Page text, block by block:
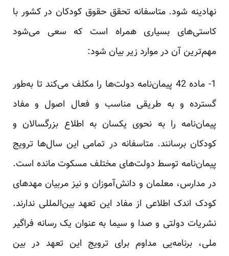
نهادینه شود. متاسفانه تحقق حقوق کودکان در کشور با
کاستی‌های بسیاری همراه است که سعی می‌شود
مهم‌ترین آن در موارد زیر بیان شود:
1- ماده 42 پیمان‌نامه دولت‌ها را مکلف می‌کند تا به‌طور
گسترده و به طریقی مناسب و فعال اصول و مفاد
پیمان‌نامه را به نحوی یکسان به اطلاع بزرگسالان و
کودکان برسانند. متاسفانه در تمامی این سال‌ها ترویج
پیمان‌نامه توسط دولت‌های مختلف مسکوت مانده است.
در مدارس، معلمان و دانش‌آموزان و نیز مربیان مهدهای
کودک اندک اطلاعی از مفاد این تعهد بین‌المللی ندارند.
نشریات دولتی و صدا و سیما به عنوان یک رسانه فراگیر
ملی، برنامه‌یی مداوم برای ترویج این تعهد در بین